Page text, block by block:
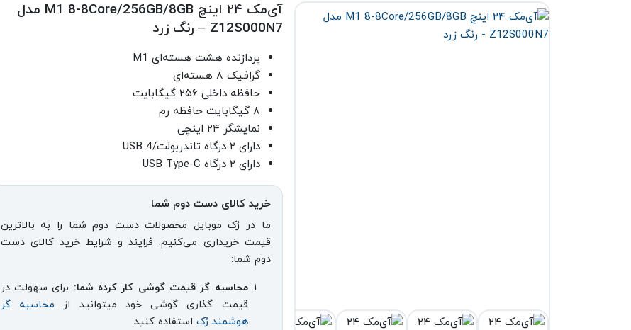
آی‌مک ۲۴ اینچ M1 8-8Core/256GB/8GB مدل
Z12S000N7 – رنگ زرد
پردازنده هشت هسته‌ای M1
گرافیک ۸ هسته‌ای
حافظه داخلی ۲۵۶ گیگابایت
۸ گیگابایت حافظه رم
نمایشگر ۲۴ اینچی
دارای ۲ درگاه تاندربولت/USB 4
دارای ۲ درگاه USB Type-C
خرید کالای دست دوم شما
ما در رُک موبایل محصولات دست دوم شما را به بالاترین
قیمت خریداری می‌کنیم. فرایند و شرایط خرید کالای دست
دوم شما:
محاسبه گر قیمت گوشی کار کرده شما: برای سهولت در
قیمت گذاری گوشی خود میتوانید از محاسبه گر
هوشمند رُک استفاده کنید.